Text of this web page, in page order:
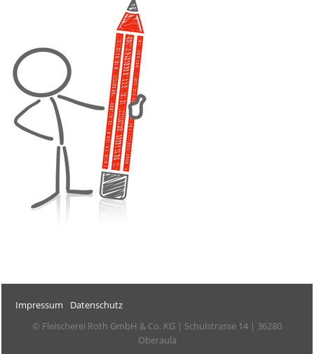
Impressum
Datenschutz
© Fleischerei Roth GmbH & Co. KG | Schulstrasse 14 | 36280
Oberaula